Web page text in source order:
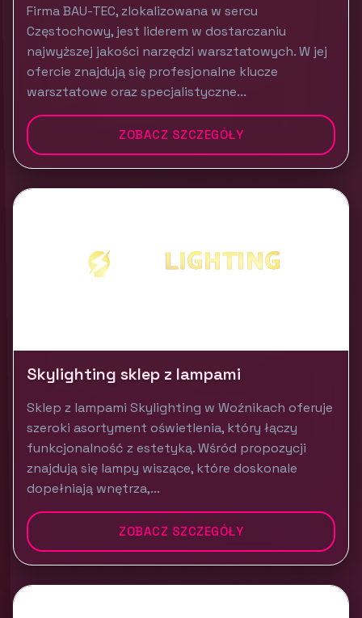
Firma BAU-TEC, zlokalizowana w sercu
Częstochowy, jest liderem w dostarczaniu
najwyższej jakości narzędzi warsztatowych. W jej
ofercie znajdują się profesjonalne klucze
warsztatowe oraz specjalistyczne...
ZOBACZ SZCZEGÓŁY
Skylighting sklep z lampami
Sklep z lampami Skylighting w Woźnikach oferuje
szeroki asortyment oświetlenia, który łączy
funkcjonalność z estetyką. Wśród propozycji
znajdują się lampy wiszące, które doskonale
dopełniają wnętrza,...
ZOBACZ SZCZEGÓŁY